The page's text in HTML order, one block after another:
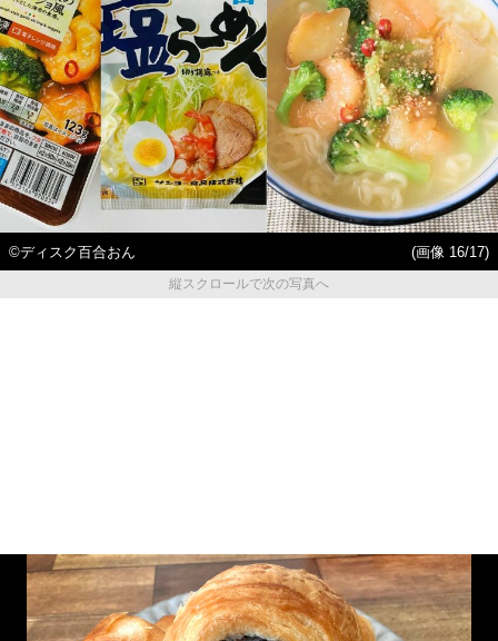
©ディスク百合おん
(画像 16/17)
縦スクロールで次の写真へ